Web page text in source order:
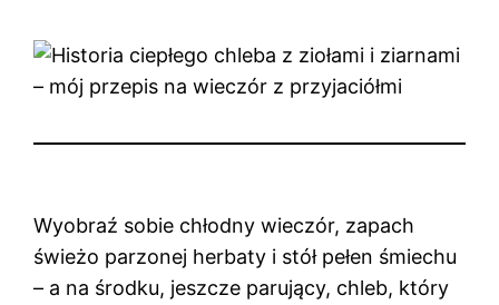
Wyobraź sobie chłodny wieczór, zapach
świeżo parzonej herbaty i stół pełen śmiechu
– a na środku, jeszcze parujący, chleb, który